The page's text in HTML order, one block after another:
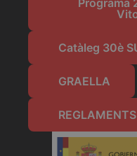
Programa
Catàleg 30è
GRAELLA